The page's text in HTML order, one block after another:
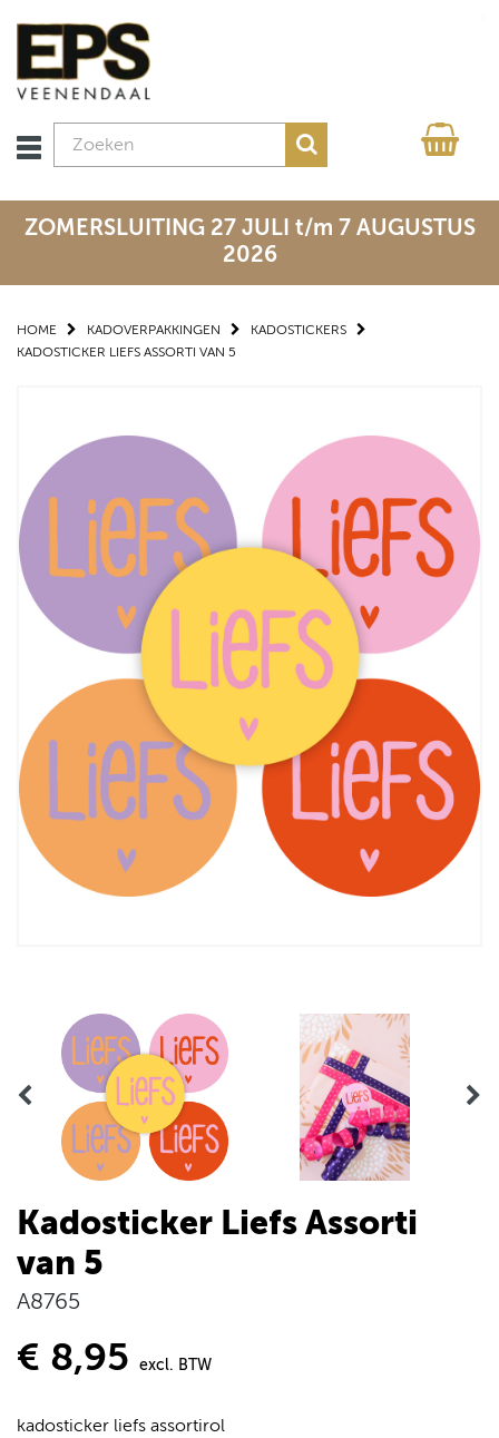
ZOMERSLUITING 27 JULI t/m 7 AUGUSTUS
2026
HOME KADOVERPAKKINGEN
KADOSTICKERS
KADOSTICKER LIEFS ASSORTI VAN 5
Kadosticker Liefs Assorti
van 5
A8765
€ 8,95 excl. BTW
kadosticker liefs assortirol